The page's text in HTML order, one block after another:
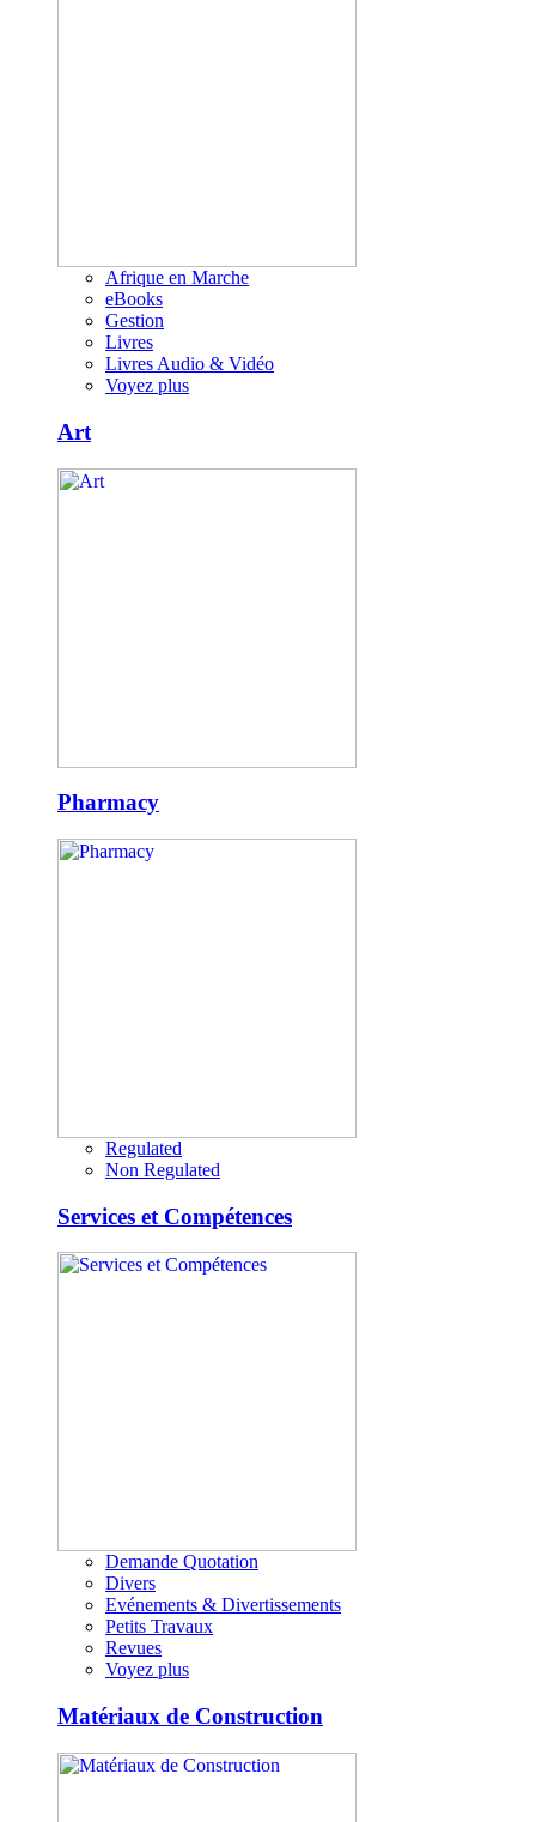
Afrique en Marche
eBooks
Gestion
Livres
Livres Audio & Vidéo
Voyez plus
Art
Pharmacy
Regulated
Non Regulated
Services et Compétences
Demande Quotation
Divers
Evénements & Divertissements
Petits Travaux
Revues
Voyez plus
Matériaux de Construction